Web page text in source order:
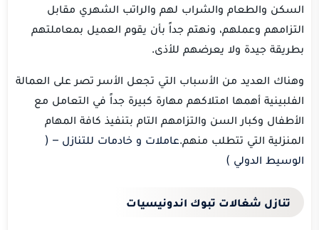
السكن والطعام والشراب لهم والراتب الشهري مقابل
التزامهم وعملهم، ونهتم جداً بأن يقوم العميل بمعاملتهم
بطريقة جيدة ولا يعرضهم للأذى.
وهناك العديد من الأسباب التي تجعل الأسر تصر على العمالة
الفلبينية أهمها امتلاكهم مهارة كبيرة جداً في التعامل مع
الأطفال وكبار السن والتزامهم التام بتنفيذ كافة المهام
المنزلية التي تتطلب منهم.عاملات و خادمات للتنازل – (
الوسيط الدولي )
تنازل شغالات تبوك اندونيسيات